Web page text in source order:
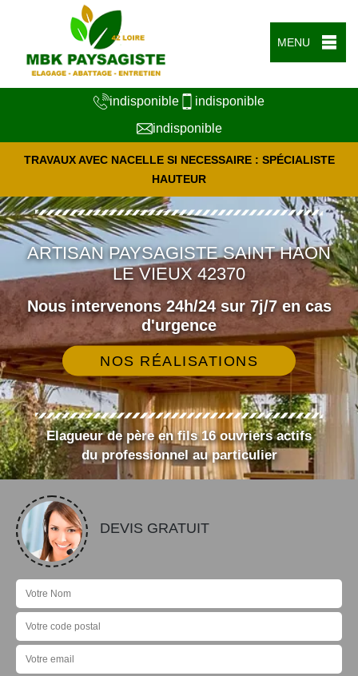
MENU
indisponible
indisponible
indisponible
TRAVAUX AVEC NACELLE SI NECESSAIRE : SPÉCIALISTE
HAUTEUR
ARTISAN PAYSAGISTE SAINT HAON
LE VIEUX 42370
Nous intervenons 24h/24 sur 7j/7 en cas
d'urgence
NOS RÉALISATIONS
Elagueur de père en fils 16 ouvriers actifs
du professionnel au particulier
DEVIS GRATUIT